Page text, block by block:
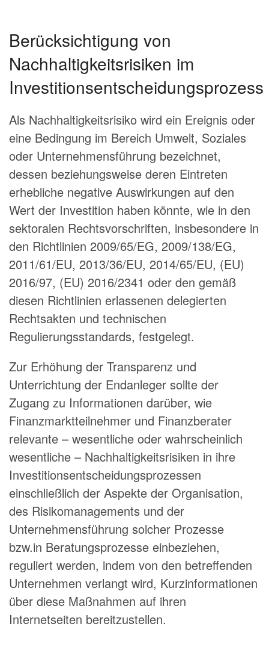
Berücksichtigung von
Nachhaltigkeitsrisiken im
Investitionsentscheidungsprozess
Als Nachhaltigkeitsrisiko wird ein Ereignis oder
eine Bedingung im Bereich Umwelt, Soziales
oder Unternehmensführung bezeichnet,
dessen beziehungsweise deren Eintreten
erhebliche negative Auswirkungen auf den
Wert der Investition haben könnte, wie in den
sektoralen Rechtsvorschriften, insbesondere in
den Richtlinien 2009/65/EG, 2009/138/EG,
2011/61/EU, 2013/36/EU, 2014/65/EU, (EU)
2016/97, (EU) 2016/2341 oder den gemäß
diesen Richtlinien erlassenen delegierten
Rechtsakten und technischen
Regulierungsstandards, festgelegt.
Zur Erhöhung der Transparenz und
Unterrichtung der Endanleger sollte der
Zugang zu Informationen darüber, wie
Finanzmarktteilnehmer und Finanzberater
relevante – wesentliche oder wahrscheinlich
wesentliche – Nachhaltigkeitsrisiken in ihre
Investitionsentscheidungsprozessen
einschließlich der Aspekte der Organisation,
des Risikomanagements und der
Unternehmensführung solcher Prozesse
bzw.in Beratungsprozesse einbeziehen,
reguliert werden, indem von den betreffenden
Unternehmen verlangt wird, Kurzinformationen
über diese Maßnahmen auf ihren
Internetseiten bereitzustellen.